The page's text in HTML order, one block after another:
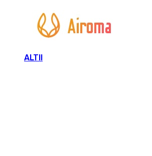
ALTII